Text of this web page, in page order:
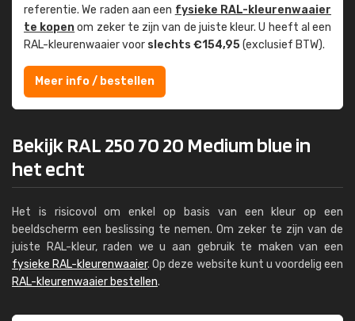
referentie. We raden aan een fysieke RAL-kleuren­waaier
te kopenom zeker te zijn van de juiste kleur. U heeft al een
RAL-kleuren­waaier voor slechts €154,95(exclusief BTW).
Meer info / bestellen
Bekijk RAL 250 70 20 Medium blue in
het echt
Het is risicovol om enkel op basis van een kleur op een
beeldscherm een beslissing te nemen. Om zeker te zijn van de
juiste RAL-kleur, raden we u aan gebruik te maken van een
fysieke RAL-kleurenwaaier. Op deze website kunt u voordelig een
RAL-kleurenwaaier bestellen.